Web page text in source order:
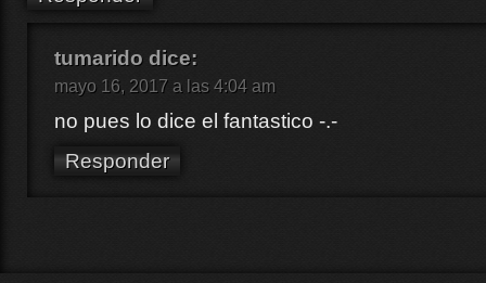
tumarido dice:
mayo 16, 2017 a las 4:04 am
no pues lo dice el fantastico -.-
Responder